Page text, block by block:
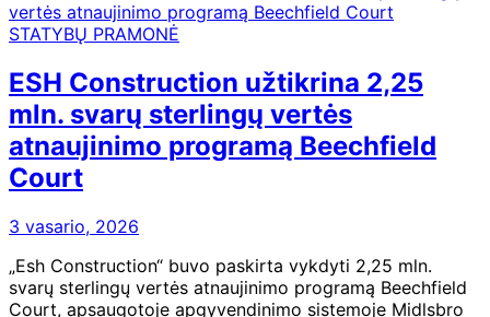
STATYBŲ PRAMONĖ
ESH Construction užtikrina 2,25
mln. svarų sterlingų vertės
atnaujinimo programą Beechfield
Court
3 vasario, 2026
„Esh Construction“ buvo paskirta vykdyti 2,25 mln.
svarų sterlingų vertės atnaujinimo programą Beechfield
Court, apsaugotoje apgyvendinimo sistemoje Midlsbro